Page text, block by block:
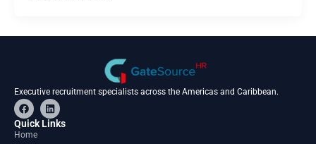
Executive recruitment specialists across the Americas and Caribbean.
F
a
c
e
L
i
n
Quick Links
Home